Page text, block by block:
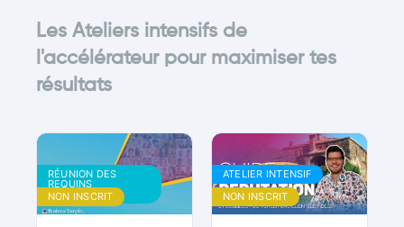
Les Ateliers intensifs de
l'accélérateur pour maximiser tes
résultats
RÉUNION DES
REQUINS
BOUDDHISTES
NON INSCRIT
ATELIER INTENSIF
NON INSCRIT